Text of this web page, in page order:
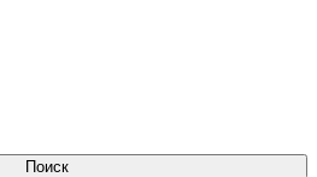
Поиск